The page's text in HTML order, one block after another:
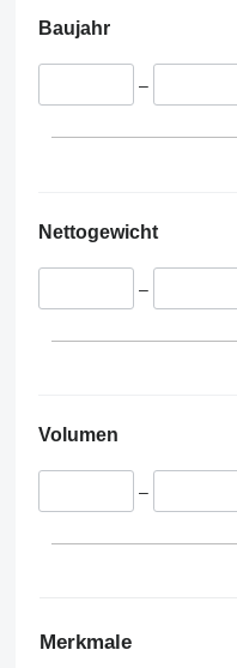
Baujahr
–
Nettogewicht
–
Volumen
–
Merkmale